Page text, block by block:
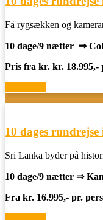
Få rygsækken og
10 dage/9 nætter ⇒
Pris fra kr. kr. 18.995,-
10 dages
Sri Lanka byder på
10 dage/9 nætter ⇒
Fra kr. 16.995,- pr.